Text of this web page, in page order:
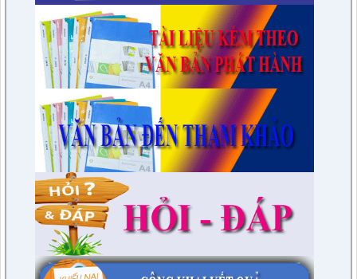
7/QĐ-BPC
Quyết định thành lập đoàn giám sát việc thực hiện các quy
định của pháp luật về công tác thi hành án dân sự trên địa
bàn huyện năm 2021, 2022
lượt xem: 3387 | lượt tải:597
230/CTr-TT HĐND
Chương trình công tác tháng 03/2023 của TT HĐND
lượt xem: 3379 | lượt tải:461
1/NQ-TTHĐND
Nghị quyết V/v: Điều chỉnh cục bộ quy hoạch chi tiết xây dựng
tỷ lệ 1/500 Khu trung tâm thị trấn Tuần Giáo huyện Tuần Giáo
tỉnh Điện Biên ( Khu dân cư số 1 Thị trấn Tuần Giáo; Khu dân
cư số 2 Thị trấn Tuần Giáo; Khu dân cư mới số 3
lượt xem: 2803 | lượt tải:1456
2/CV-BDT